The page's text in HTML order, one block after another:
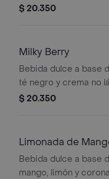
azúcar.
$ 20.350
Milky Berry
Bebida dulce a base
té negro y crema no
recomienda sin azúcar.
$ 20.350
Limonada de
Bebida dulce a base
mango, limón y